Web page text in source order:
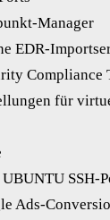
Manager
EDR-
Compliance
für
SSH-
Ads-